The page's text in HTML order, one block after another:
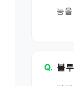
능
Q. 블